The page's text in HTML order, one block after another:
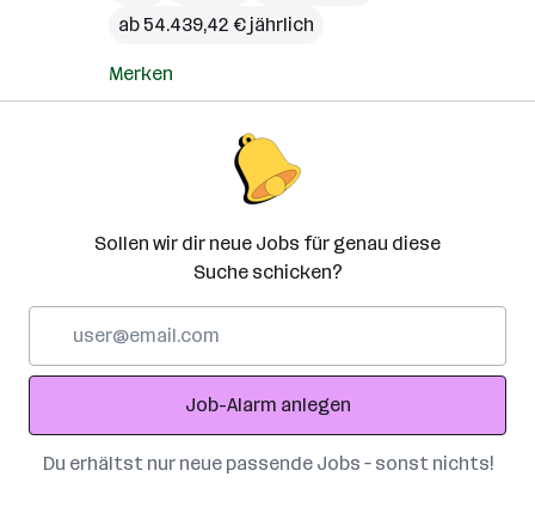
ab 54.439,42 € jährlich
Merken
Sollen wir dir neue Jobs für genau diese
Suche schicken?
Adresse
Job-Alarm anlegen
Du erhältst nur neue passende Jobs – sonst nichts!